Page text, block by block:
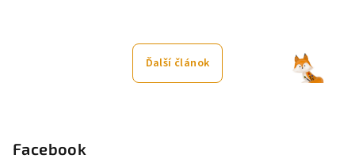
Ďalší článok
Facebook